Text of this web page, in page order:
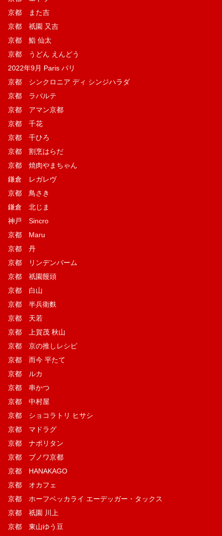
京都 また吉
京都 祇園 又吉
京都 鮨 仙太
京都 うどん えんどう
2022年9月 Paris パリ
京都 シンクロニア ディ シンジハラダ
京都 ラパルテ
京都 アマン京都
京都 千花
京都 千ひろ
京都 割烹はらだ
京都 焼肉やまちゃん
鎌倉 レガレヴ
京都 鳥さき
鎌倉 北じま
神戸 Sincro
京都 Maru
京都 丹
京都 リンデンバーム
京都 祇園饅頭
京都 白山
京都 半兵衛麩
京都 天若
京都 上賀茂 秋山
京都 京の推しレシピ
京都 而今 平たて
京都 ルカ
京都 串かつ
京都 中村屋
京都 ショコラトリ ヒサシ
京都 マドラグ
京都 ナポリタン
京都 ブノワ京都
京都 HANAKAGO
京都 オカフェ
京都 ホーフベッカライ エーデッガー・タックス
京都 祇園 川上
京都 東山ゆう豆